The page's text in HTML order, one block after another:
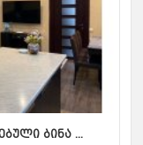
ბინა ...